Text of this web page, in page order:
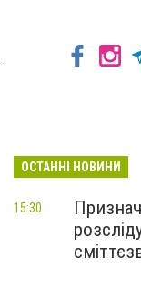
ОСТАННІ НОВИНИ
15:30